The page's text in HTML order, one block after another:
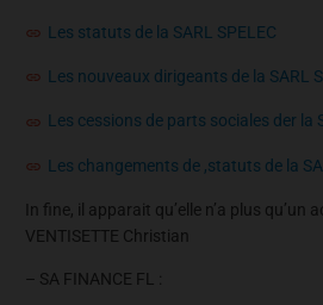
Les statuts de la SARL SPELEC
Les nouveaux dirigeants de la SARL
Les cessions de parts sociales der la
Les changements de ,statuts de la
In fine, il apparait qu’elle n’a plus qu’un
VENTISETTE Christian
– SA FINANCE FL :